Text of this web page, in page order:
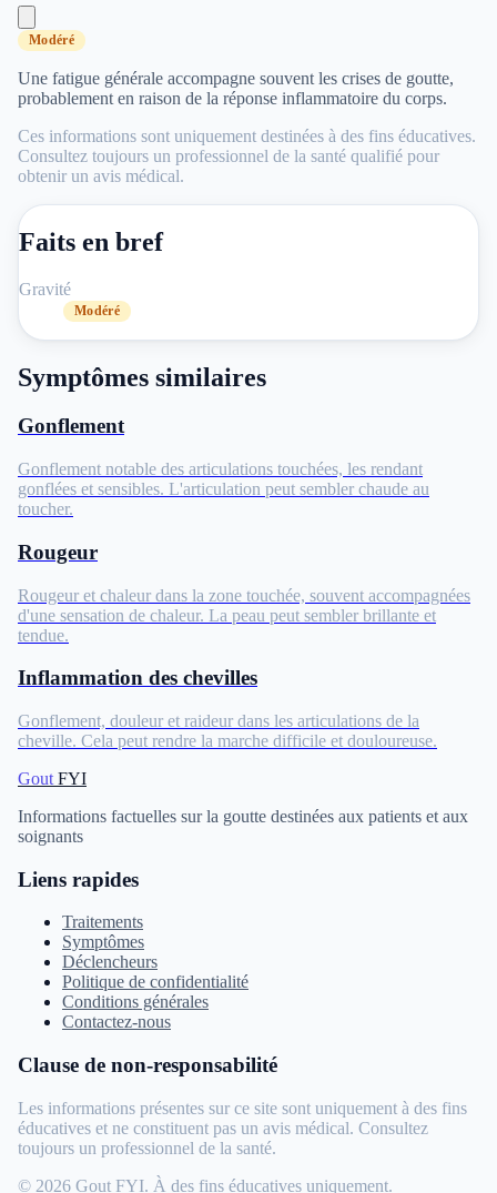
Modéré
Une fatigue générale accompagne souvent les crises de goutte,
probablement en raison de la réponse inflammatoire du corps.
Ces informations sont uniquement destinées à des fins éducatives.
Consultez toujours un professionnel de la santé qualifié pour
obtenir un avis médical.
Faits en bref
Gravité
Modéré
Symptômes similaires
Gonflement
Gonflement notable des articulations touchées, les rendant
gonflées et sensibles. L'articulation peut sembler chaude au
toucher.
Rougeur
Rougeur et chaleur dans la zone touchée, souvent accompagnées
d'une sensation de chaleur. La peau peut sembler brillante et
tendue.
Inflammation des chevilles
Gonflement, douleur et raideur dans les articulations de la
cheville. Cela peut rendre la marche difficile et douloureuse.
Gout FYI
Informations factuelles sur la goutte destinées aux patients et aux
soignants
Liens rapides
Traitements
Symptômes
Déclencheurs
Politique de confidentialité
Conditions générales
Contactez-nous
Clause de non-responsabilité
Les informations présentes sur ce site sont uniquement à des fins
éducatives et ne constituent pas un avis médical. Consultez
toujours un professionnel de la santé.
© 2026 Gout FYI. À des fins éducatives uniquement.